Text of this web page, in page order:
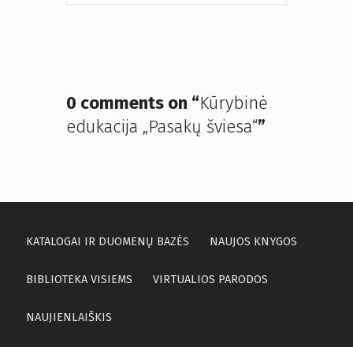
0 comments on “Kūrybinė
edukacija „Pasakų šviesa“”
KATALOGAI IR DUOMENŲ BAZĖS NAUJOS KNYGOS
BIBLIOTEKA VISIEMS VIRTUALIOS PARODOS
NAUJIENLAIŠKIS